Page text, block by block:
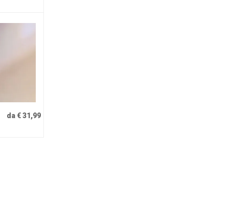
da € 31,99